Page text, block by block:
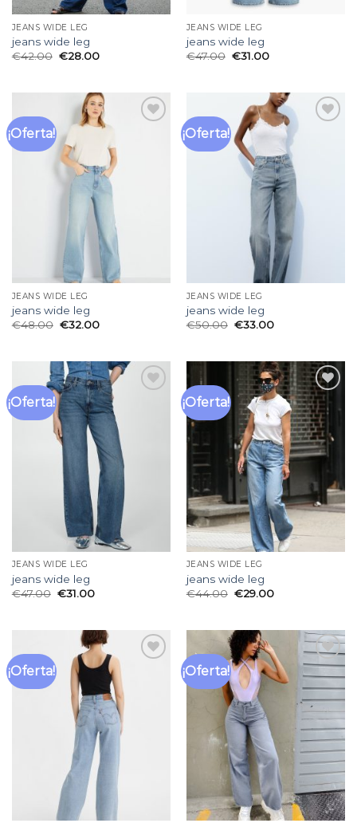
JEANS WIDE LEG
jeans wide leg
€42.00 €28.00
JEANS WIDE LEG
jeans wide leg
€47.00 €31.00
¡Oferta!
JEANS WIDE LEG
jeans wide leg
€48.00 €32.00
¡Oferta!
JEANS WIDE LEG
jeans wide leg
€50.00 €33.00
¡Oferta!
JEANS WIDE LEG
jeans wide leg
€47.00 €31.00
¡Oferta!
Añadir
a la
lista
de
deseos
JEANS WIDE LEG
jeans wide leg
€44.00 €29.00
¡Oferta! ¡Oferta!
Añadir
a la
lista
de
deseos